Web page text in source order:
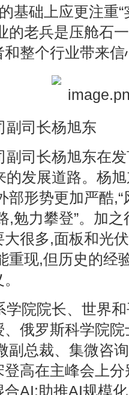
基础上应更注重
的老兵是压舱石
整个行业带来信
副司长杨旭东
副司长杨旭东在
的发展道路。杨
部形势更加严酷
,勉力攀登”。加
大很多,面板和光
重现,但历史的经
学院院长、世界
俄罗斯科学院
副总裁、集微咨
高在主峰会上
AI:助推AI规模